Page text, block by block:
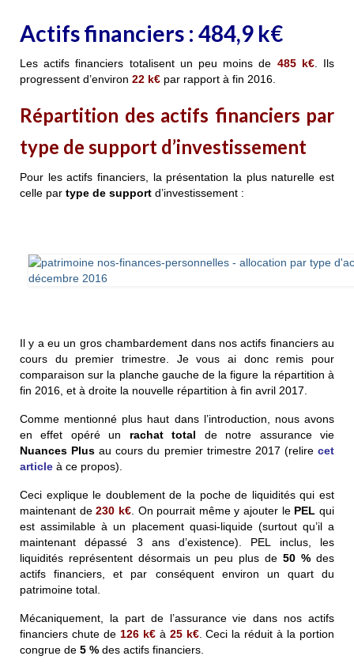
Actifs financiers : 484,9 k€
Les actifs financiers totalisent un peu moins de 485k€. Ils
progressent d’environ 22 k€ par rapport à fin 2016.
Répartition des actifs financiers par
type de support d’investissement
Pour les actifs financiers, la présentation la plus naturelle est
celle par type de support d’investissement :
Il y a eu un gros chambardement dans nos actifs financiers au
cours du premier trimestre. Je vous ai donc remis pour
comparaison sur la planche gauche de la figure la répartition à
fin 2016, et à droite la nouvelle répartition à fin avril 2017.
Comme mentionné plus haut dans l’introduction, nous avons
en effet opéré un rachat total de notre assurance vie
Nuances Plus au cours du premier trimestre 2017 (relirecet
article à ce propos).
Ceci explique le doublement de la poche de liquidités qui est
maintenant de230 k€. On pourrait même y ajouter le PEL qui
est assimilable à un placement quasi-liquide (surtout qu’il a
maintenant dépassé 3 ans d’existence). PEL inclus, les
liquidités représentent désormais un peu plus de 50 % des
actifs financiers, et par conséquent environ un quart du
patrimoine total.
Mécaniquement, la part de l’assurance vie dans nos actifs
financiers chute de 126 k€à 25 k€. Ceci la réduit à la portion
congrue de 5 % des actifs financiers.